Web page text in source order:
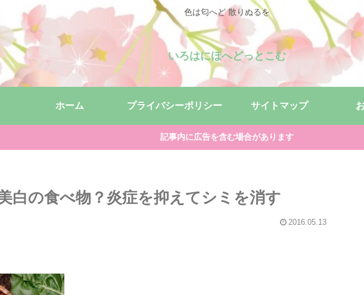
色は匂へど 散りぬるを
いろはにほへどっとこむ
ホーム プライバシーポリシー サイトマップ
記事内に広告を含む場合があります
白の食べ物？炎症を抑えてシミを消す
2016.05.13